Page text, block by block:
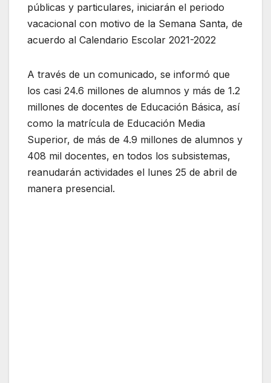
públicas y particulares, iniciarán el periodo
vacacional con motivo de la Semana Santa, de
acuerdo al Calendario Escolar 2021-2022
A través de un comunicado, se informó que
los casi 24.6 millones de alumnos y más de 1.2
millones de docentes de Educación Básica, así
como la matrícula de Educación Media
Superior, de más de 4.9 millones de alumnos y
408 mil docentes, en todos los subsistemas,
reanudarán actividades el lunes 25 de abril de
manera presencial.